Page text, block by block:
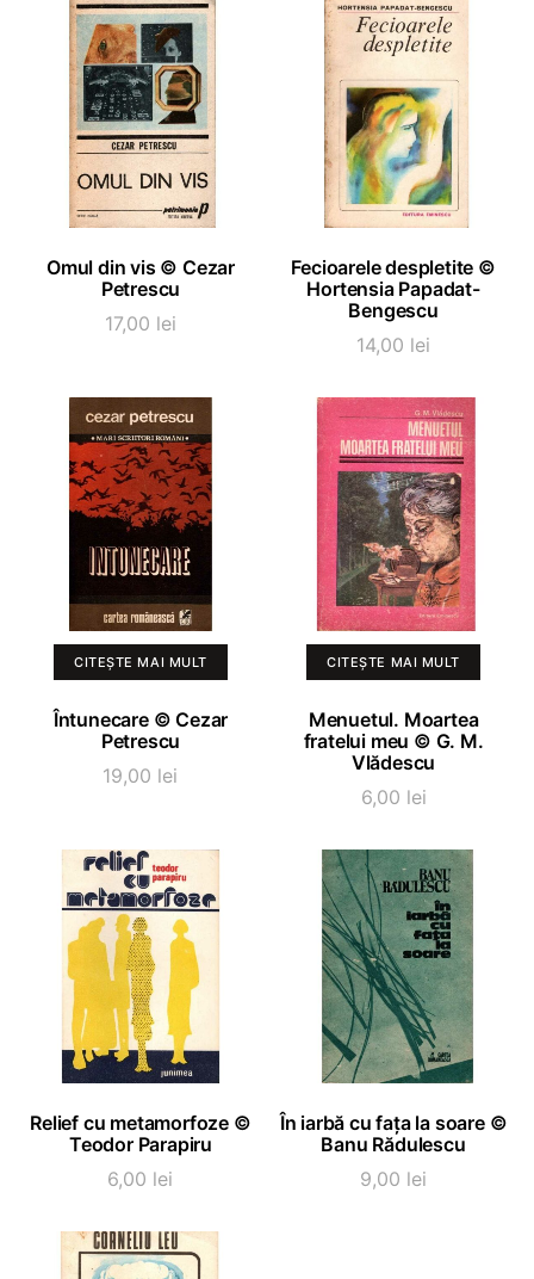
ADAUGĂ ÎN COȘ
Omul din vis © Cezar
Petrescu
17,00 lei
ADAUGĂ ÎN COȘ
Fecioarele despletite ©
Hortensia Papadat-
Bengescu
14,00 lei
CITEȘTE MAI MULT
Întunecare © Cezar
Petrescu
19,00 lei
CITEȘTE MAI MULT
Menuetul. Moartea
fratelui meu © G. M.
Vlădescu
6,00 lei
ADAUGĂ ÎN COȘ
Relief cu metamorfoze ©
Teodor Parapiru
6,00 lei
ADAUGĂ ÎN COȘ
În iarbă cu fața la soare ©
Banu Rădulescu
9,00 lei